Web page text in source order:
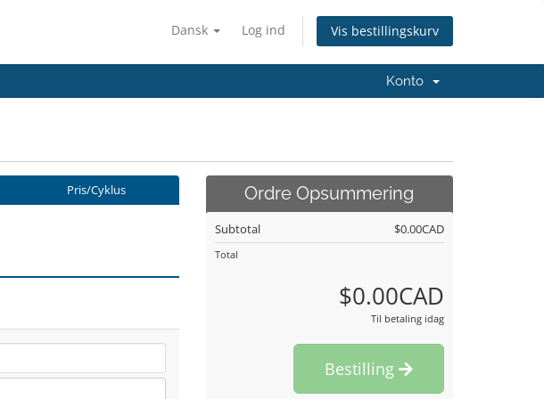
Dansk Log ind Vis bestillingskurv
Konto
Pris/Cyklus Ordre Opsummering
Subtotal $0.00CAD
Total
$0.00CAD
Til betaling idag
Bestilling